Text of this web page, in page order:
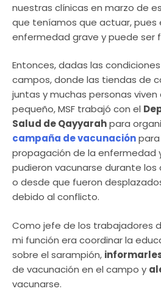
nuestras clínicas en marzo de
que teníamos que actuar, pues
enfermedad grave y puede ser
Entonces, dadas las
campos, donde las tiendas de
juntas y muchas personas viven
pequeño, MSF trabajó con el
Salud de Qayyarahpara
campaña de vacunación
propagación de la enfermedad
pudieron vacunarse durante los
o desde que fueron
debido al conflicto.
Como jefe de los trabajadores
mi función era coordinar la
sobre el sarampión,
de vacunación en el campo y
vacunarse.